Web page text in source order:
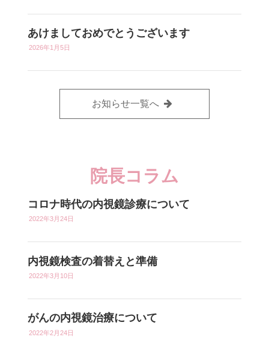
あけましておめでとうございます
2026年1月5日
お知らせ一覧へ
院長コラム
コロナ時代の内視鏡診療について
2022年3月24日
内視鏡検査の着替えと準備
2022年3月10日
がんの内視鏡治療について
2022年2月24日